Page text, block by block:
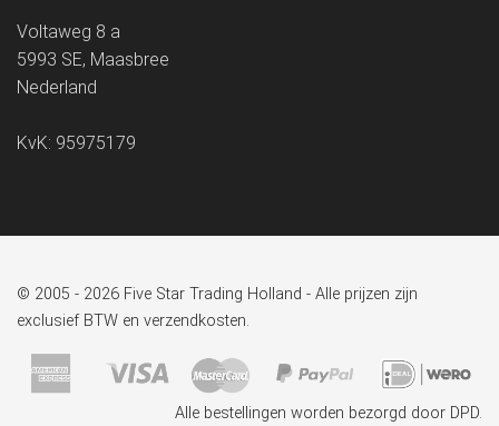
Voltaweg 8 a
5993 SE, Maasbree
Nederland
KvK: 95975179
© 2005 - 2026 Five Star Trading Holland - Alle prijzen zijn
exclusief BTW en verzendkosten.
Alle bestellingen worden bezorgd door DPD.